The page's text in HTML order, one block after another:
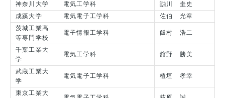
神奈川大学 電気工学科
鼬川 圭史
成蹊大学
電気電子工学科
佐伯 光章
茨城工業高
等専門学校
電子情報工学科 飯村 浩二
千葉工業大
学
電気工学科 舘野 勝美
武蔵工業大
学
電気電子工学科 植垣 孝幸
東京工業大